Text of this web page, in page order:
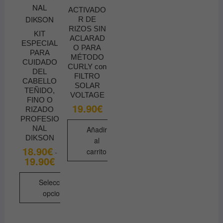
de
producto
KIT
ESPECIAL
PARA
CUIDADO
DEL
CABELLO
TEÑIDO,
FINO O
RIZADO
PROFESIO
NAL
DIKSON
18.90€ -
19.90€Rango
de
precios:
desde
18.90€
hasta
19.90€
Seleccionar
opciones
ACTIVADO
R DE
RIZOS SIN
ACLARAD
O PARA
MÉTODO
CURLY con
FILTRO
SOLAR
VOLTAGE
19.90€
Añadir
al
carrito